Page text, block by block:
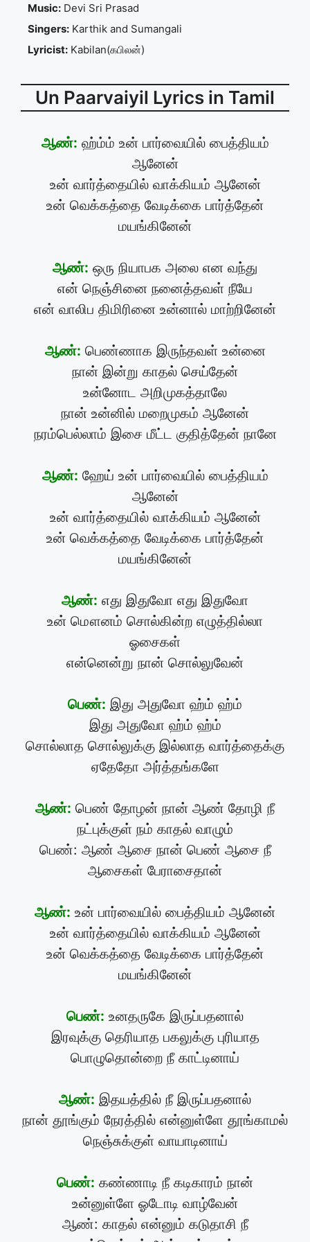
Music: Devi Sri Prasad
Singers: Karthik and Sumangali
Lyricist: Kabilan(கபிலன்)
Un Paarvaiyil Lyrics in Tamil
ஆண்: ஹ்ம்ம் உன் பார்வையில் பைத்தியம்
ஆனேன்
உன் வார்த்தையில் வாக்கியம் ஆனேன்
உன் வெக்கத்தை வேடிக்கை பார்த்தேன்
மயங்கினேன்
ஆண்: ஒரு நியாபக அலை என வந்து
என் நெஞ்சினை நனைத்தவள் நீயே
என் வாலிப திமிரினை உன்னால் மாற்றினேன்
ஆண்: பெண்ணாக இருந்தவள் உன்னை
நான் இன்று காதல் செய்தேன்
உன்னோட அறிமுகத்தாலே
நான் உன்னில் மறைமுகம் ஆனேன்
நரம்பெல்லாம் இசை மீட்ட குதித்தேன் நானே
ஆண்: ஹேய் உன் பார்வையில் பைத்தியம்
ஆனேன்
உன் வார்த்தையில் வாக்கியம் ஆனேன்
உன் வெக்கத்தை வேடிக்கை பார்த்தேன்
மயங்கினேன்
ஆண்: எது இதுவோ எது இதுவோ
உன் மௌனம் சொல்கின்ற எழுத்தில்லா
ஓசைகள்
என்னென்று நான் சொல்லுவேன்
பெண்: இது அதுவோ ஹ்ம் ஹ்ம்
இது அதுவோ ஹ்ம் ஹ்ம்
சொல்லாத சொல்லுக்கு இல்லாத வார்த்தைக்கு
ஏதேதோ அர்த்தங்களே
ஆண்: பெண் தோழன் நான் ஆண் தோழி நீ
நட்புக்குள் நம் காதல் வாழும்
பெண்: ஆண் ஆசை நான் பெண் ஆசை நீ
ஆசைகள் பேராசைதான்
ஆண்: உன் பார்வையில் பைத்தியம் ஆனேன்
உன் வார்த்தையில் வாக்கியம் ஆனேன்
உன் வெக்கத்தை வேடிக்கை பார்த்தேன்
மயங்கினேன்
பெண்: உனதருகே இருப்பதனால்
இரவுக்கு தெரியாத பகலுக்கு புரியாத
பொழுதொன்றை நீ காட்டினாய்
ஆண்: இதயத்தில் நீ இருப்பதனால்
நான் தூங்கும் நேரத்தில் என்னுள்ளே தூங்காமல்
நெஞ்சுக்குள் வாயாடினாய்
பெண்: கண்ணாடி நீ கடிகாரம் நான்
உன்னுள்ளே ஓடோடி வாழ்வேன்
ஆண்: காதல் என்னும் கடுதாசி நீ